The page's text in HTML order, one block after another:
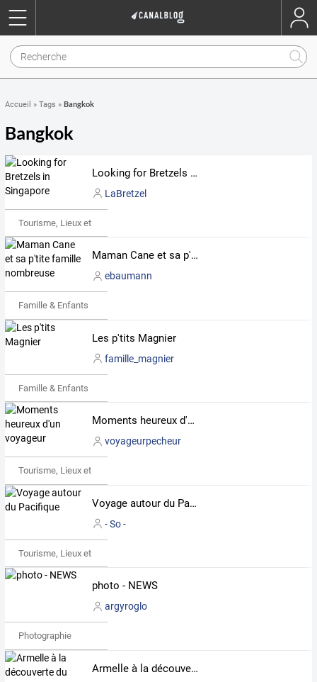
Accueil » Tags » Bangkok
Bangkok
Looking for Bretzels in Singapore
LaBretzel
Tourisme, Lieux et Événements
Maman Cane et sa p'tite famille nombreuse
ebaumann
Famille & Enfants
Les p'tits Magnier
famille_magnier
Famille & Enfants
Moments heureux d'un voyageur
voyageurpecheur
Tourisme, Lieux et Événements
Voyage autour du Pacifique
- So -
Tourisme, Lieux et Événements
photo - NEWS
argyroglo
Photographie
Armelle à la découverte du monde